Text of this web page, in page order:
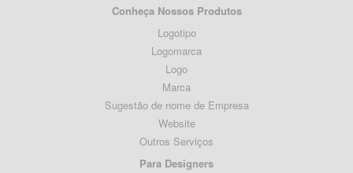
Conheça Nossos Produtos
Logotipo
Logomarca
Logo
Marca
Sugestão de nome de Empresa
Website
Outros Serviços
Para Designers